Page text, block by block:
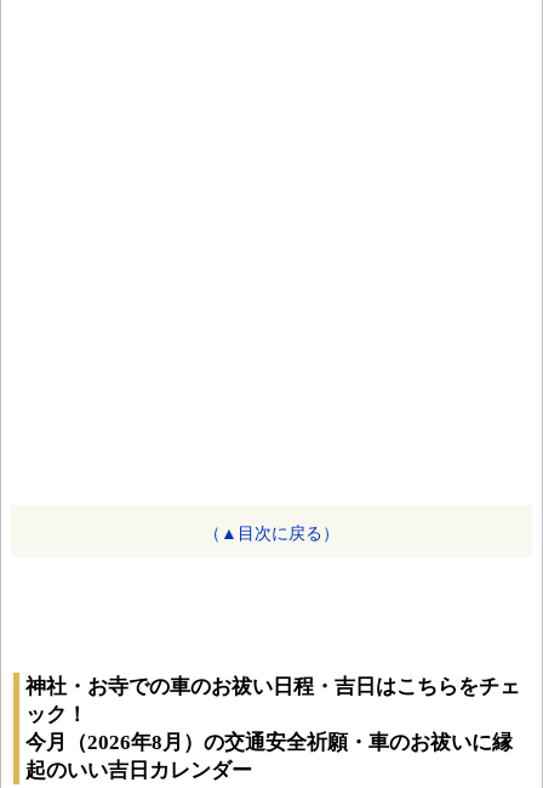
（▲目次に戻る）
神社・お寺での車のお祓い日程・吉日はこちらをチェ
ック！
今月（2026年8月）の交通安全祈願・車のお祓いに縁
起のいい吉日カレンダー